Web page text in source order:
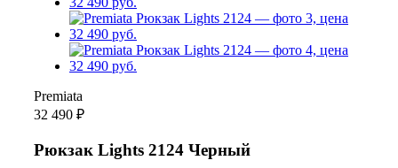
Premiata
32 490 ₽
Рюкзак Lights 2124 Черный